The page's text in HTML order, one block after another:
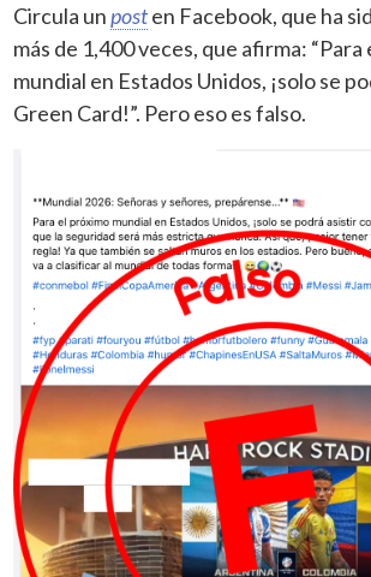
Circula unposten Facebook, que ha
más de 1,400 veces, que afirma: “Para
mundial en Estados Unidos, ¡solo se
Green Card!”. Pero eso es falso.